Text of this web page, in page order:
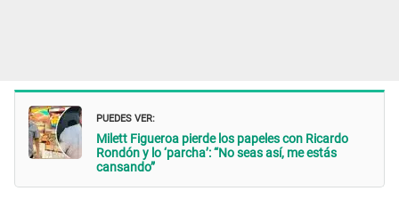
PUEDES VER:
Milett Figueroa pierde los papeles con Ricardo
Rondón y lo ‘parcha’: “No seas así, me estás
cansando”